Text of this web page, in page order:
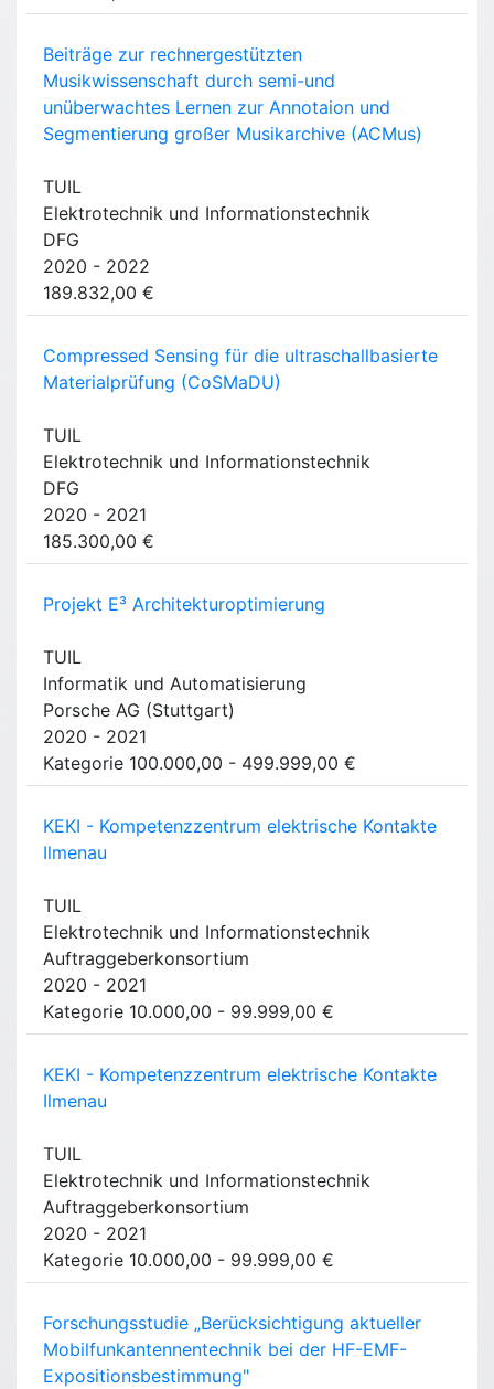
Beiträge zur rechnergestützten
Musikwissenschaft durch semi-und
unüberwachtes Lernen zur Annotaion und
Segmentierung großer Musikarchive (ACMus)
TUIL
Elektrotechnik und Informationstechnik
DFG
2020 - 2022
189.832,00 €
Compressed Sensing für die ultraschallbasierte
Materialprüfung (CoSMaDU)
TUIL
Elektrotechnik und Informationstechnik
DFG
2020 - 2021
185.300,00 €
Projekt E³ Architekturoptimierung
TUIL
Informatik und Automatisierung
Porsche AG (Stuttgart)
2020 - 2021
Kategorie 100.000,00 - 499.999,00 €
KEKI - Kompetenzzentrum elektrische Kontakte
Ilmenau
TUIL
Elektrotechnik und Informationstechnik
Auftraggeberkonsortium
2020 - 2021
Kategorie 10.000,00 - 99.999,00 €
KEKI - Kompetenzzentrum elektrische Kontakte
Ilmenau
TUIL
Elektrotechnik und Informationstechnik
Auftraggeberkonsortium
2020 - 2021
Kategorie 10.000,00 - 99.999,00 €
Forschungsstudie „Berücksichtigung aktueller
Mobilfunkantennentechnik bei der HF-EMF-
Expositionsbestimmung"